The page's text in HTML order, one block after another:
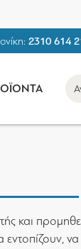
2310 614
και
εντοπίζουν,